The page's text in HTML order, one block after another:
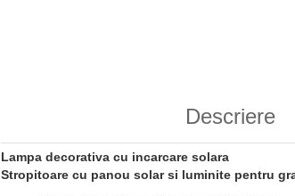
Descriere
Lampa decorativa cu incarcare solara
Stropitoare cu panou solar si luminite pentru